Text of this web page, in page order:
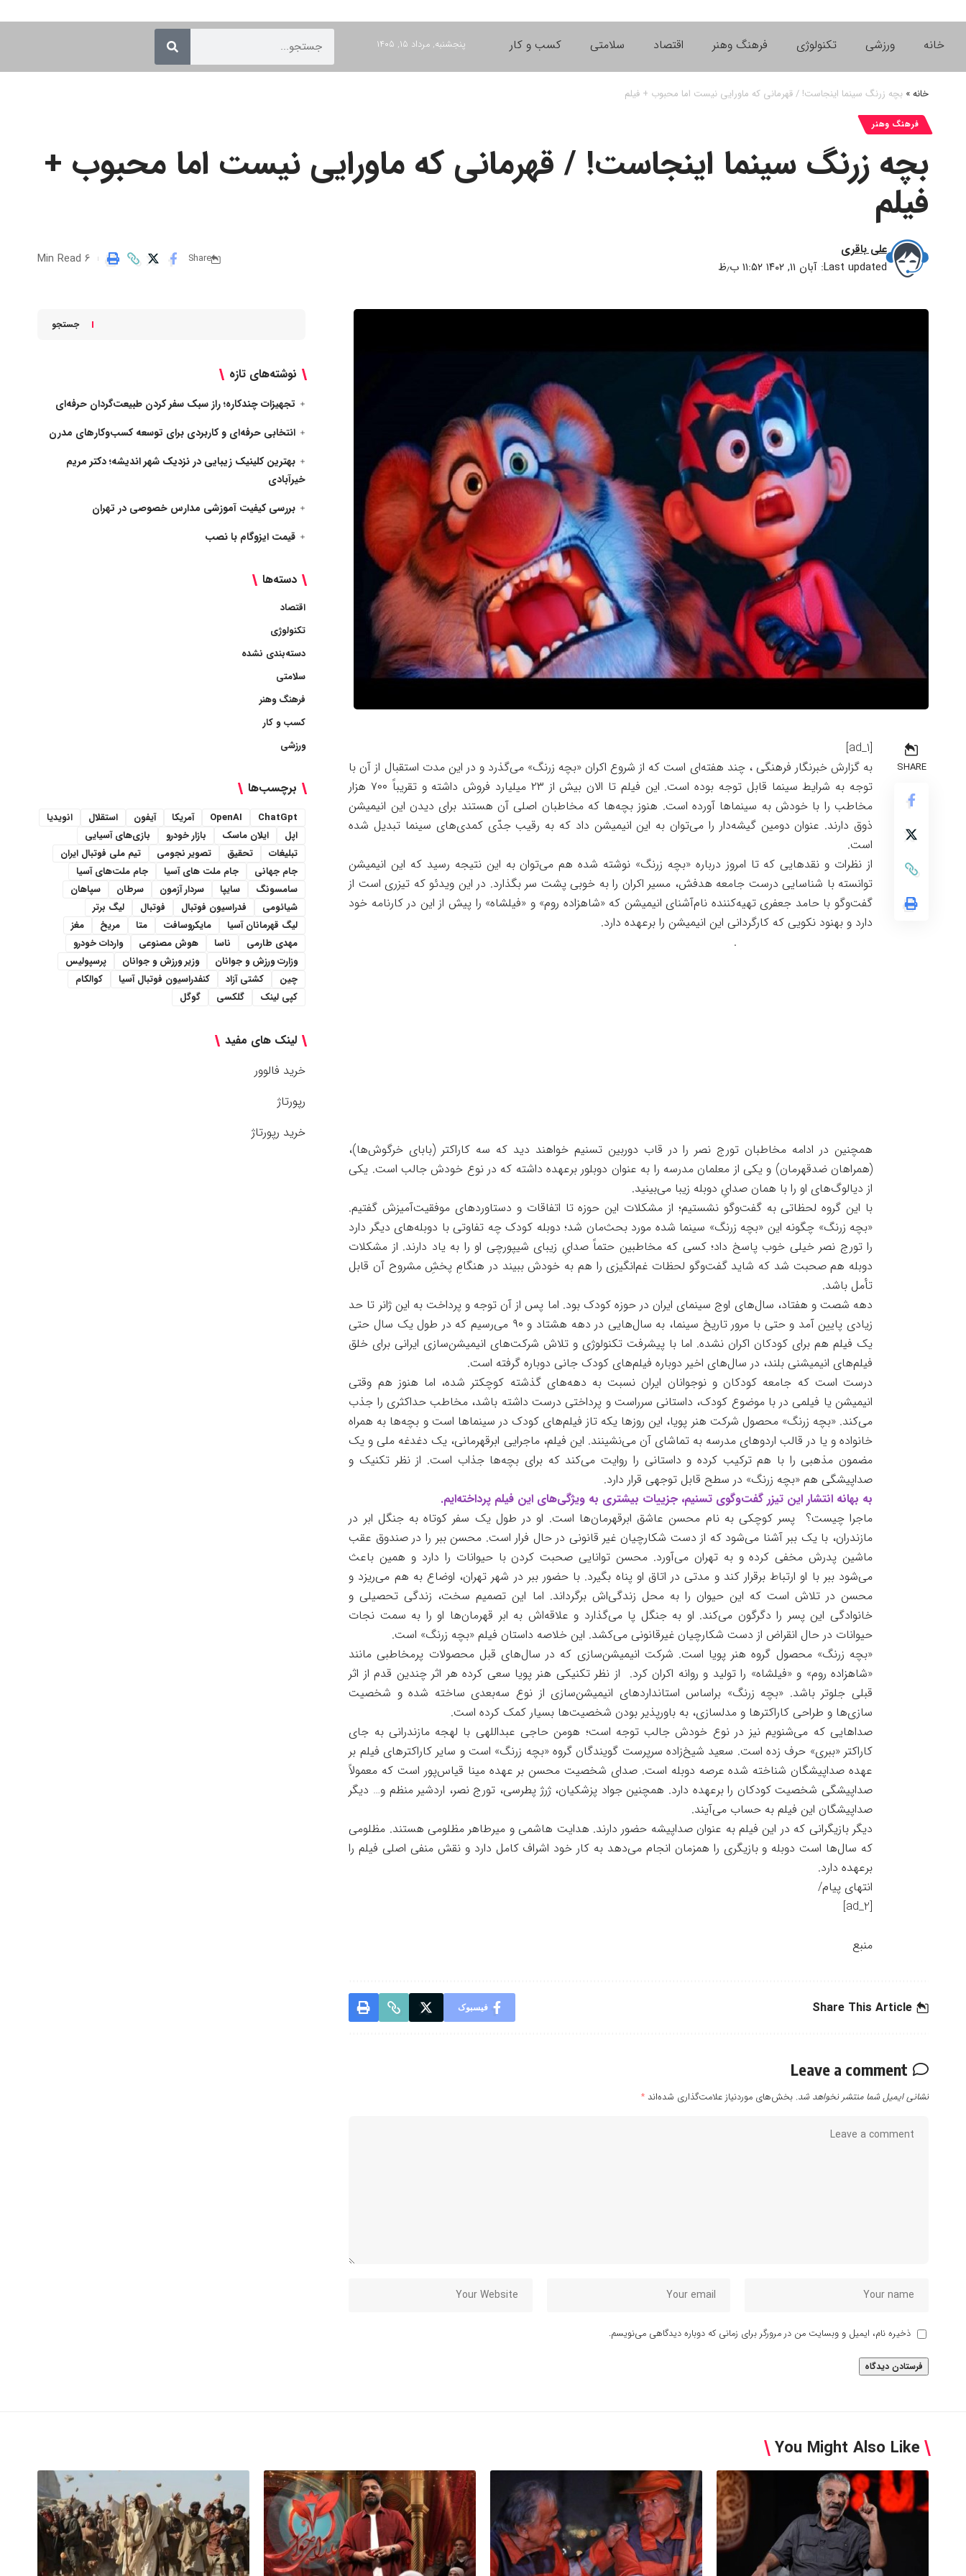
خانه ورزشی تکنولوژی فرهنگ وهنر اقتصاد سلامتی کسب و کار پنجشنبه, مرداد ۱۵, ۱۴۰۵
خانه» بچه زرنگ سینما اینجاست! / قهرمانی که ماورایی نیست اما محبوب + فیلم
فرهنگ وهنر
بچه زرنگ سینما اینجاست! / قهرمانی که ماورایی نیست اما محبوب +
فیلم
Last updated: آبان ۱۱, ۱۴۰۲ ۱۱:۵۲ ب٫ظ
علی باقری
Share
6 Min Read
SHARE
[ad_1]
به گزارش خبرنگار فرهنگی ، چند هفته‌ای است که از شروع اکران «بچه زرنگ» می‌گذرد و در این مدت استقبال از آن با
توجه به شرایط سینما قابل توجه بوده است. این فیلم تا الان بیش از ۲۳ میلیارد فروش داشته و تقریباً ۷۰۰ هزار
مخاطب را با خودش به سینماها آورده است. هنوز بچه‌ها که مخاطبان اصلی آن هستند برای دیدن این انیمیشن
ذوق دارند. عنوان دومین گیشه‌دار را می‌توان به این انیمیشن داد که به رقیب جدّی کمدی‌های سینما تبدیل شده
است.
از نظرات و نقدهایی که تا امروز درباره «بچه زرنگ» نوشته شده هم می‌توان به این نتیجه رسید که این انیمیشن
توانسته با شناسایی درست جامعه هدفش، مسیر اکران را به خوبی پشت سر بگذارد. در این ویدئو که تیزری است از
گفت‌وگو با حامد جعفری تهیه‌کننده نام‌آشنای انیمیشن که «شاهزاده روم» و «فیلشاه» را پیش از این در کارنامه خود
دارد و بهنود نکویی که کارگردانی این انیمیشن را برعهده دارد.
.
همچنین در ادامه مخاطبان تورج نصر را در قاب دوربین تسنیم خواهند دید که سه کاراکتر (بابای خرگوش‌ها)،
(همراهان ضدقهرمان) و یکی از معلمان مدرسه را به عنوان دوبلور برعهده داشته که در نوع خودش جالب است. یکی
از دیالوگ‌های او را با همان صدایِ دوبله زیبا می‌بینید.
با این گروه لحظاتی به گفت‌وگو نشستیم؛ از مشکلات این حوزه تا اتفاقات و دستاوردهای موفقیت‌آمیزش گفتیم.
«بچه زرنگ» چگونه این «بچه زرنگ» سینما شده مورد بحث‌مان شد؛ دوبله کودک چه تفاوتی با دوبله‌های دیگر دارد
را تورج نصر خیلی خوب پاسخ داد؛ کسی که مخاطبین حتماً‌ صدایِ زیبای شیپورچی او را به یاد دارند. از مشکلات
دوبله هم صحبت شد که شاید گفت‌وگو لحظات غم‌انگیزی را هم به خودش ببیند در هنگامِ پخشِ مشروح آن قابل
تأمل باشد.
دهه شصت و هفتاد، سال‌های اوج سینمای ایران در حوزه کودک بود. اما پس از آن توجه و پرداخت به این ژانر تا حد
زیادی پایین آمد و حتی با مرور تاریخ سینما، به سال‌هایی در دهه هشتاد و ۹۰ می‌رسیم که در طول یک سال حتی
یک فیلم هم برای کودکان اکران نشده. اما با پیشرفت تکنولوژی و تلاش شرکت‌های انیمیشن‌سازی ایرانی برای خلق
فیلم‌های انیمیشنی بلند، در سال‌های اخیر دوباره فیلم‌های کودک جانی دوباره گرفته است.
درست است که جامعه کودکان و نوجوانان ایران نسبت به دهه‌های گذشته کوچکتر شده، اما هنوز هم وقتی
انیمیشن یا فیلمی در با موضوع کودک، داستانی سرراست و پرداختی درست داشته باشد، مخاطب حداکثری را جذب
می‌کند. «بچه زرنگ» محصول شرکت هنر پویا، این روزها یکه تاز فیلم‌های کودک در سینماها است و بچه‌ها به همراه
خانواده و یا در قالب اردوهای مدرسه به تماشای آن می‌نشینند. این فیلم، ماجرایی ابرقهرمانی، یک دغدغه ملی و یک
مضمون مذهبی را با هم ترکیب کرده و داستانی را روایت می‌کند که برای بچه‌ها جذاب است. از نظر تکنیک و
صداپیشگی هم «بچه زرنگ» در سطح قابل توجهی قرار دارد.
به بهانه انتشار این تیزر گفت‌وگوی تسنیم، جزییات بیشتری به ویژگی‌های این فیلم پرداخته‌ایم.
ماجرا چیست؟ پسر کوچکی به نام محسن عاشق ابرقهرمان‌ها است. او در طول یک سفر کوتاه به جنگل ابر در
مازندران، با یک ببر آشنا می‌شود که از دست شکارچیان غیر قانونی در حال فرار است. محسن ببر را در صندوق عقب
ماشین پدرش مخفی کرده و به تهران می‌آورد. محسن توانایی صحبت کردن با حیوانات را دارد و همین باعث
می‌شود ببر با او ارتباط برقرار کند و مدتی در اتاق او پناه بگیرد. با حضور ببر در شهر تهران، اوضاع به هم می‌ریزد و
محسن در تلاش است که این حیوان را به محل زندگی‌اش برگرداند. اما این تصمیم سخت، زندگی تحصیلی و
خانوادگی این پسر را دگرگون می‌کند. او به جنگل پا می‌گذارد و علاقه‌اش به ابر قهرمان‌ها او را به سمت نجات
حیوانات در حال انقراض از دست شکارچیان غیرقانونی می‌کشد. این خلاصه داستان فیلم «بچه زرنگ» است.
«بچه زرنگ» محصول گروه هنر پویا است. شرکت انیمیشن‌سازی که در سال‌های قبل محصولات پرمخاطبی مانند
«شاهزاده روم» و «فیلشاه» را تولید و روانه اکران کرد. از نظر تکنیکی هنر پویا سعی کرده هر اثر چندین قدم از اثر
قبلی جلوتر باشد. «بچه زرنگ» براساس استانداردهای انیمیشن‌سازی از نوع سه‌بعدی ساخته شده و شخصیت
سازی‌ها و طراحی کاراکترها و مدلسازی، به باورپذیر بودن شخصیت‌ها بسیار کمک کرده است.
صداهایی که می‌شنویم نیز در نوع خودش جالب توجه است؛ هومن حاجی عبداللهی با لهجه مازندرانی به جای
کاراکتر «ببری» حرف زده است. سعید شیخ‌زاده سرپرست گویندگان گروه «بچه زرنگ» است و سایر کاراکترهای فیلم بر
عهده صداپیشگان شناخته شده عرصه دوبله است. صدای شخصیت محسن بر عهده مینا قیاس‌پور است که معمولاً
صداپیشگی شخصیت کودکان را برعهده دارد. همچنین جواد پزشکیان، ژرژ پطرسی، تورج نصر، اردشیر منظم و… دیگر
صداپیشگان این فیلم به حساب می‌آیند.
دیگر بازیگرانی که در این فیلم به عنوان صداپیشه حضور دارند. هدایت هاشمی و میرطاهر مظلومی هستند. مظلومی
که سال‌ها است دوبله و بازیگری را همزمان انجام می‌دهد به کار خود اشراف کامل دارد و نقش منفی اصلی فیلم را
برعهده دارد.
انتهای پیام/
[ad_2]
منبع
Share This Article فیسبوک
Leave a comment
نشانی ایمیل شما منتشر نخواهد شد. بخش‌های موردنیاز علامت‌گذاری شده‌اند *
ذخیره نام، ایمیل و وبسایت من در مرورگر برای زمانی که دوباره دیدگاهی می‌نویسم.
جستجو
نوشته‌های تازه
تجهیزات چندکاره؛ راز سبک سفر کردن طبیعت‌گردان حرفه‌ای
انتخابی حرفه‌ای و کاربردی برای توسعه کسب‌وکارهای مدرن
بهترین کلینیک زیبایی در نزدیک شهر اندیشه؛ دکتر مریم
خیرآبادی
بررسی کیفیت آموزشی مدارس خصوصی در تهران
قیمت ایزوگام با نصب
دسته‌ها
اقتصاد
تکنولوژی
دسته‌بندی نشده
سلامتی
فرهنگ وهنر
کسب و کار
ورزشی
برچسب‌ها
ChatGpt
OpenAI آمریکا آیفون استقلال
انویدیا
اپل
ایلان ماسک بازار خودرو
بازی‌های آسیایی
تبلیغات
تحقیق تصویر نجومی
تیم ملی فوتبال ایران
جام جهانی
جام ملت های آسیا
جام ملت‌های آسیا
سامسونگ
سایپا سردار آزمون سرطان
سپاهان
شیائومی
فدراسیون فوتبال فوتبال
لیگ برتر
لیگ قهرمانان آسیا
مایکروسافت متا مریخ
مغز
مهدی طارمی
ناسا هوش مصنوعی
واردات خودرو
وزارت ورزش و جوانان
وزیر ورزش و جوانان
پرسپولیس
چین
کشتی آزاد کنفدراسیون فوتبال آسیا
کوالکام
کپی لینک
گلکسی گوگل
لینک های مفید
خرید فالوور
رپورتاژ
خرید رپورتاژ
You Might Also Like